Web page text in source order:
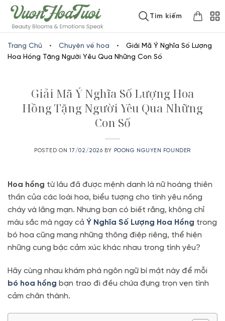
www.vuonhoatuoi.vnSkip
to
content
Tìm kiếm
Trang Chủ • Chuyện về hoa •
Giải Mã Ý Nghĩa Số Lượng
Hoa Hồng Tặng Người Yêu Qua Những Con Số
Giải Mã Ý Nghĩa Số Lượng Hoa
Hồng Tặng Người Yêu Qua Những
Con Số
POSTED ON 17/02/2026 BY POONG NGUYEN FOUNDER
Hoa hồng từ lâu đã được mệnh danh là nữ hoàng thiên
thần của các loài hoa, biểu tượng cho tình yêu nồng
cháy và lãng mạn. Nhưng bạn có biết rằng, không chỉ
màu sắc mà ngay cả Ý Nghĩa Số Lượng Hoa Hồng trong
bó hoa cũng mang những thông điệp riêng, thể hiện
những cung bậc cảm xúc khác nhau trong tình yêu?
Hãy cùng nhau khám phá ngôn ngữ bí mật này để mỗi
bó hoa hồng bạn trao đi đều chứa đựng trọn vẹn tình
cảm chân thành.